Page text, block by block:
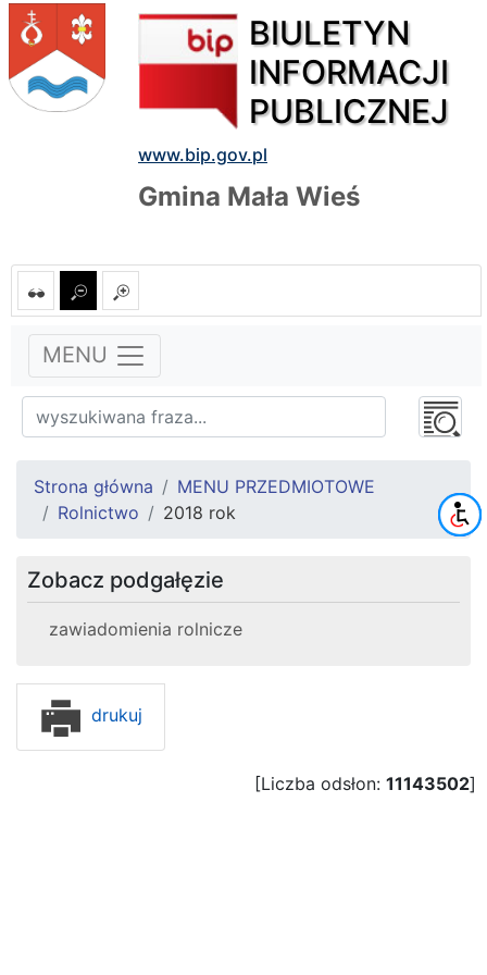
BIULETYN
INFORMACJI
PUBLICZNEJ
www.bip.gov.pl
Gmina Mała Wieś
MENU
Strona główna
MENU PRZEDMIOTOWE
Rolnictwo
2018 rok
Zobacz podgałęzie
zawiadomienia rolnicze
drukuj
[Liczba odsłon: 11143502]